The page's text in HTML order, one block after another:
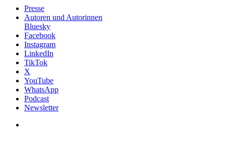
Presse
Autoren und Autorinnen
Bluesky
Facebook
Instagram
LinkedIn
TikTok
X
YouTube
WhatsApp
Podcast
Newsletter